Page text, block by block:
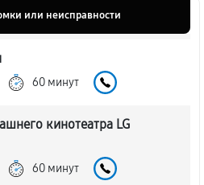
или неисправности
60 минут
кинотеатра LG
60 минут